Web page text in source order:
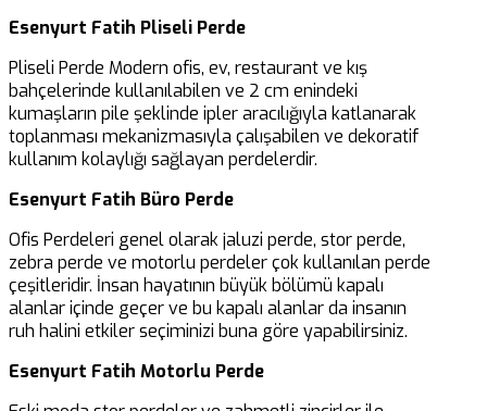
Esenyurt Fatih Pliseli Perde
Pliseli Perde Modern ofis, ev, restaurant ve kış
bahçelerinde kullanılabilen ve 2 cm enindeki
kumaşların pile şeklinde ipler aracılığıyla katlanarak
toplanması mekanizmasıyla çalışabilen ve dekoratif
kullanım kolaylığı sağlayan perdelerdir.
Esenyurt Fatih Büro Perde
Ofis Perdeleri genel olarak jaluzi perde, stor perde,
zebra perde ve motorlu perdeler çok kullanılan perde
çeşitleridir. İnsan hayatının büyük bölümü kapalı
alanlar içinde geçer ve bu kapalı alanlar da insanın
ruh halini etkiler seçiminizi buna göre yapabilirsiniz.
Esenyurt Fatih Motorlu Perde